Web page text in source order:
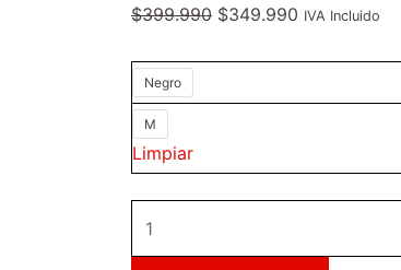
$399.990 $349.990 IVA Incluido
Negro
M
Limpiar